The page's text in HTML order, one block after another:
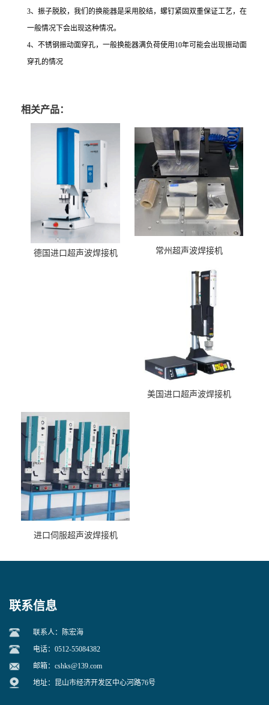
3、振子脱胶，我们的换能器是采用胶结，螺钉紧固双重保证工艺，在
一般情况下会出现这种情况。
4、不锈钢振动面穿孔，一般换能器满负荷使用10年可能会出现振动面
穿孔的情况
相关产品：
德国进口超声波焊接机 常州超声波焊接机
美国进口超声波焊接机
进口伺服超声波焊接机
联系信息
联系人：陈宏海
电话：0512-55084382
邮箱： cshks@139.com
地址：昆山市经济开发区中心河路76号